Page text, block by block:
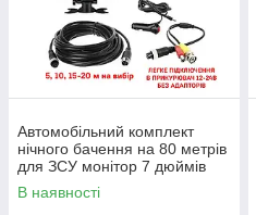
Автомобільний комплект
нічного бачення на 80 метрів
для ЗСУ монітор 7 дюймів
800x480
В наявності